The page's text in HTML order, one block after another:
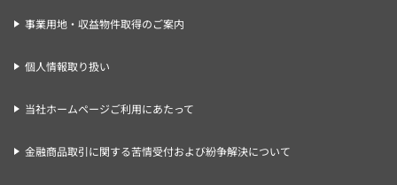
事業用地・収益物件取得のご案内
個人情報取り扱い
当社ホームページご利用にあたって
金融商品取引に関する苦情受付および紛争解決について